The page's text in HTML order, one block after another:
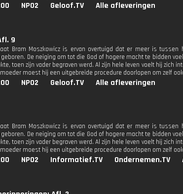
NPO2 Geloof.TV Alle afleveringen
9
Bram Moszkowicz is ervan overtuigd dat er meer is
De neiging om tot die God of hogere macht te bidden
toen zijn vader begraven werd. Al zijn hele leven voelt hij zich
moest hij een uitgebreide procedure doorlopen om zelf
NPO2 Geloof.TV Alle afleveringen
Bram Moszkowicz is ervan overtuigd dat er meer is
De neiging om tot die God of hogere macht te bidden
toen zijn vader begraven werd. Al zijn hele leven voelt hij zich
moest hij een uitgebreide procedure doorlopen om zelf
NPO2 Informatief.TV Ondernemen.TV